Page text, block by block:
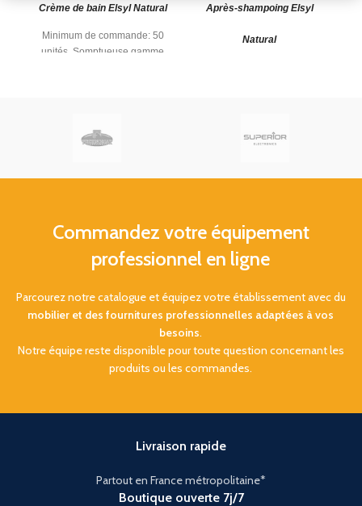
Crème de bain Elsyl Natural
Minimum de commande: 50
unités. Somptueuse gamme
Après-shampoing Elsyl
Natural
d'hôtes
Commandez votre équipement
professionnel en ligne
Parcourez notre catalogue et équipez votre établissement avec du
mobilier et des fournitures professionnelles adaptées à vos
besoins.
Notre équipe reste disponible pour toute question concernant les
produits ou les commandes.
Livraison rapide
Partout en France métropolitaine*
Boutique ouverte 7j/7